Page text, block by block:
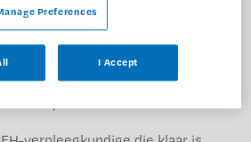
Preferences
I Accept